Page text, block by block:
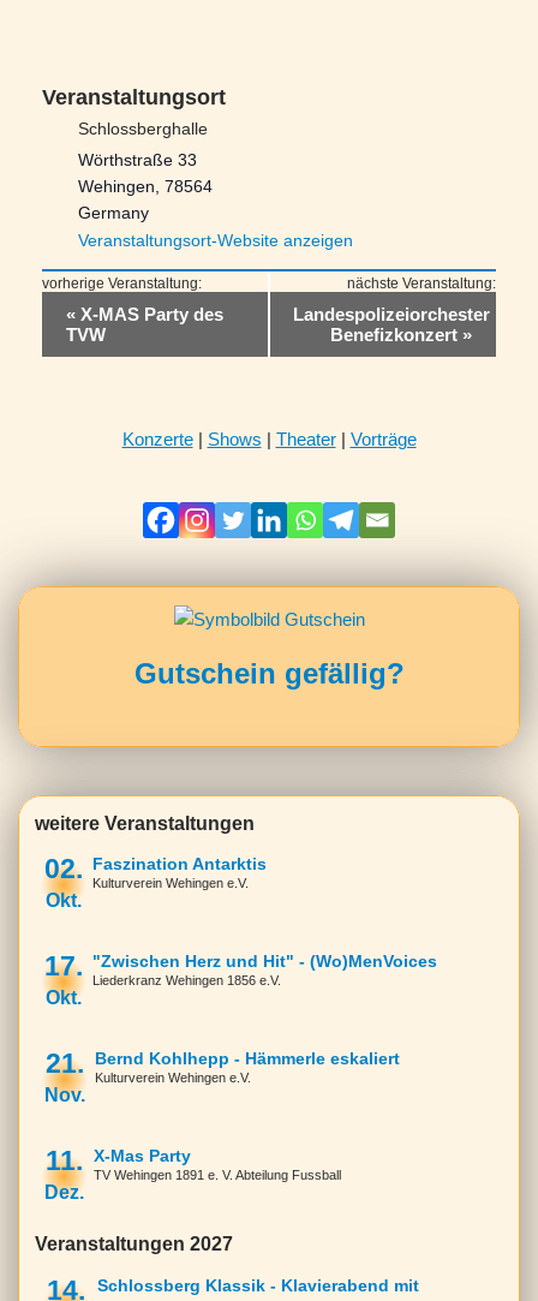
Schlossberghalle
Wörthstraße 33
Wehingen 78564
Germany
Veranstaltungsort-Website anzeigen
Veranstaltung-
Navigation
« X-MAS Party des
TVW
Landespolizeiorchester
Benefizkonzert »
Konzerte| Shows | Theater| Vorträge
Gutschein gefällig?
weitere Veranstaltungen
02.
Okt.
Faszination Antarktis
Kulturverein Wehingen e.V.
17.
Okt.
"Zwischen Herz und Hit" - (Wo)MenVoices
Liederkranz Wehingen 1856 e.V.
21.
Nov.
Bernd Kohlhepp - Hämmerle eskaliert
Kulturverein Wehingen e.V.
11.
Dez.
X-Mas Party
TV Wehingen 1891 e. V. Abteilung Fussball
Veranstaltungen 2027
14.
Schlossberg Klassik - Klavierabend mit